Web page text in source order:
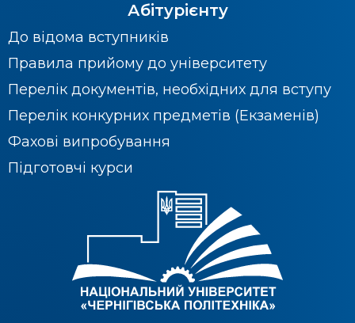
Абітурієнту
До відома вступників
Правила прийому до університету
Перелік документів, необхідних для вступу
Перелік конкурних предметів (Екзаменів)
Фахові випробування
Підготовчі курси